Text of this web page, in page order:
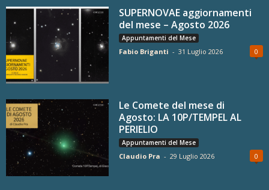
SUPERNOVAE aggiornamenti
del mese – Agosto 2026
Appuntamenti del Mese
Fabio Briganti - 31 Luglio 2026 0
Le Comete del mese di
Agosto: LA 10P/TEMPEL AL
PERIELIO
Appuntamenti del Mese
Claudio Pra - 29 Luglio 2026 0